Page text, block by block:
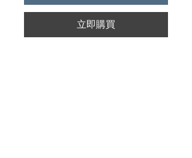
立即購買